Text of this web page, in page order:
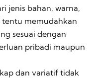
jenis bahan, warna,
memudahkan
sesuai dengan
pribadi maupun
dan variatif tidak